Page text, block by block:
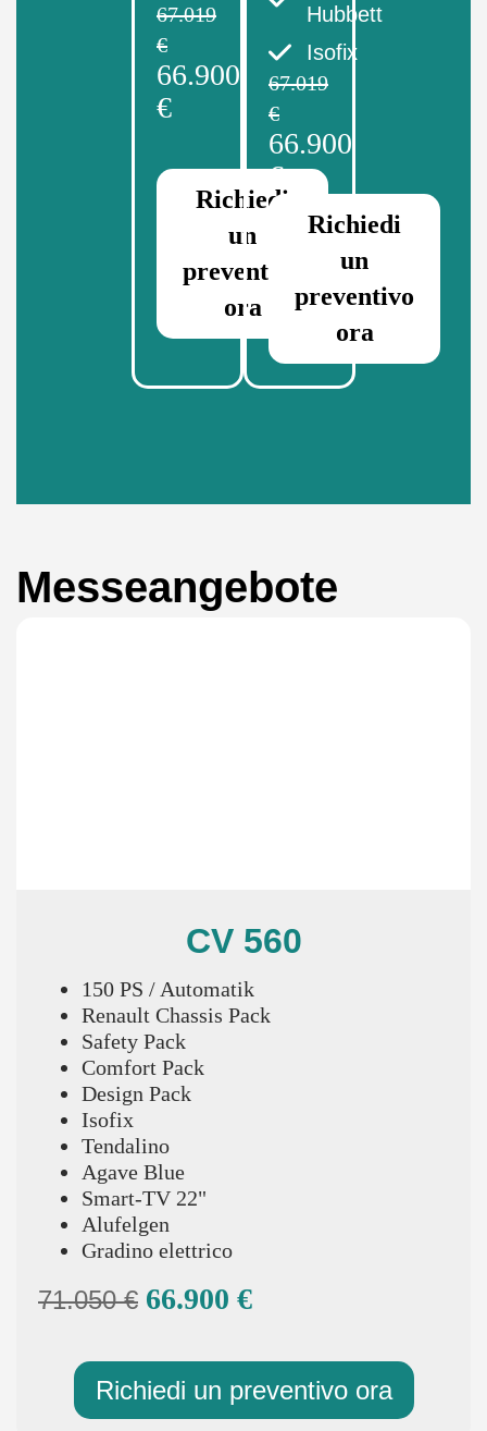
67.019
€
66.900
€
Richiedi
un
preventivo
ora
Hubbett
Isofix
67.019
€
66.900
€
Richiedi
un
preventivo
ora
Messeangebote
CV 560
150 PS / Automatik
Renault Chassis Pack
Safety Pack
Comfort Pack
Design Pack
Isofix
Tendalino
Agave Blue
Smart-TV 22"
Alufelgen
Gradino elettrico
71.050 € 66.900 €
Richiedi un preventivo ora